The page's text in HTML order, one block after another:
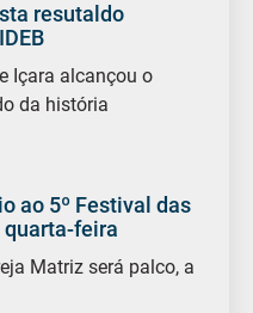
resutaldo
Içara alcançou o
da história
ao 5º Festival das
quarta-feira
Matriz será palco, a